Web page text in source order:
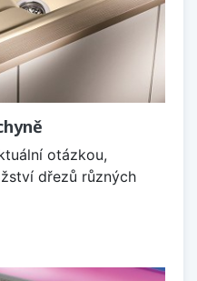
otázkou,
dřezů různých